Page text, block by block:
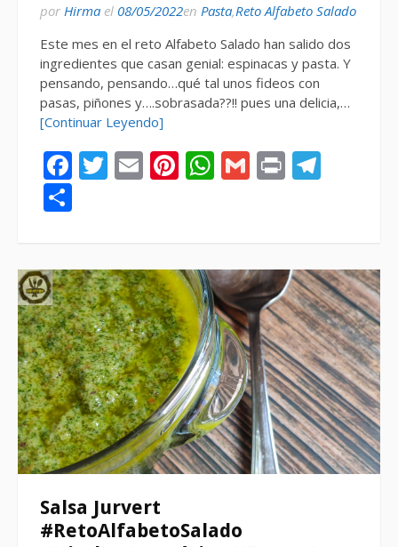
por Hirma el 08/05/2022en Pasta,Reto Alfabeto Salado
Este mes en el reto Alfabeto Salado han salido dos
ingredientes que casan genial: espinacas y pasta. Y
pensando, pensando…qué tal unos fideos con
pasas, piñones y….sobrasada??!! pues una delicia,…
[Continuar Leyendo]
Facebook
Twitter
EmailPinterest
WhatsApp
Gmail
Print
Salsa Jurvert
#RetoAlfabetoSalado